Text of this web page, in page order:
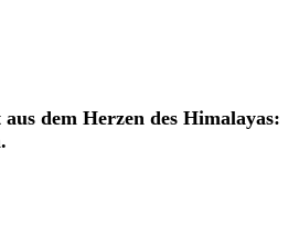
dem Herzen des Himalayas: